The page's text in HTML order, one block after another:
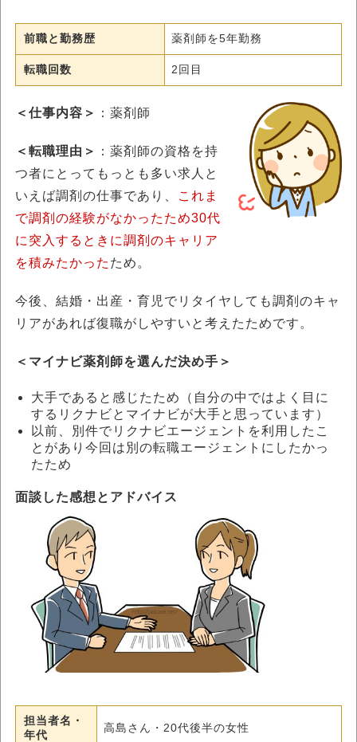
前職と勤務歴 薬剤師を5年勤務
転職回数 2回目
＜仕事内容＞ ：薬剤師
＜転職理由＞
：薬剤師の資格を持
つ者にとってもっとも多い求人と
いえば調剤の仕事であり、
これま
で調剤の経験がなかったため30代
に突入するときに調剤のキャリア
を積みたかった ため。
今後、結婚・出産・育児でリタイヤしても調剤のキャ
リアがあれば復職がしやすいと考えたためです。
＜マイナビ薬剤師を選んだ決め手＞
大手であると感じたため（自分の中ではよく目に
するリクナビとマイナビが大手と思っています）
以前、別件でリクナビエージェントを利用したこ
とがあり今回は別の転職エージェントにしたかっ
たため
面談した感想とアドバイス
担当者名・
年代
高島さん・20代後半の女性